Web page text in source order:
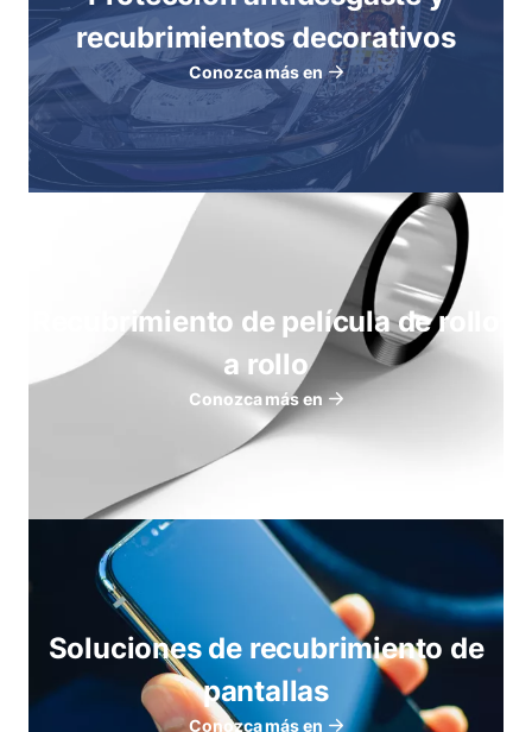
recubrimientos decorativos
Conozca más en
Recubrimiento de película de rollo
a rollo
Conozca más en
Soluciones de recubrimiento de
pantallas
Conozca más en